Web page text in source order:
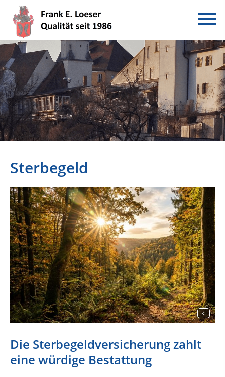
Sterbegeld
KI
Die Sterbegeldversicherung zahlt
eine würdige Bestattung